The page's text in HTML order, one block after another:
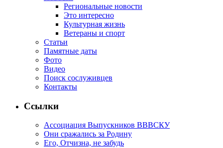
Региональные новости
Это интересно
Культурная жизнь
Ветераны и спорт
Статьи
Памятные даты
Фото
Видео
Поиск сослуживцев
Контакты
Ссылки
Ассоциация Выпускников ВВВСКУ
Они сражались за Родину
Его, Отчизна, не забудь